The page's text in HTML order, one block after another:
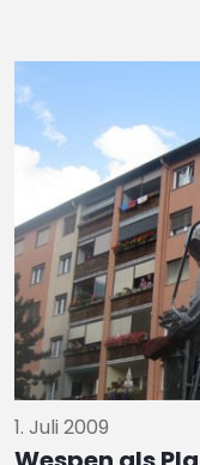
1. Juli 2009